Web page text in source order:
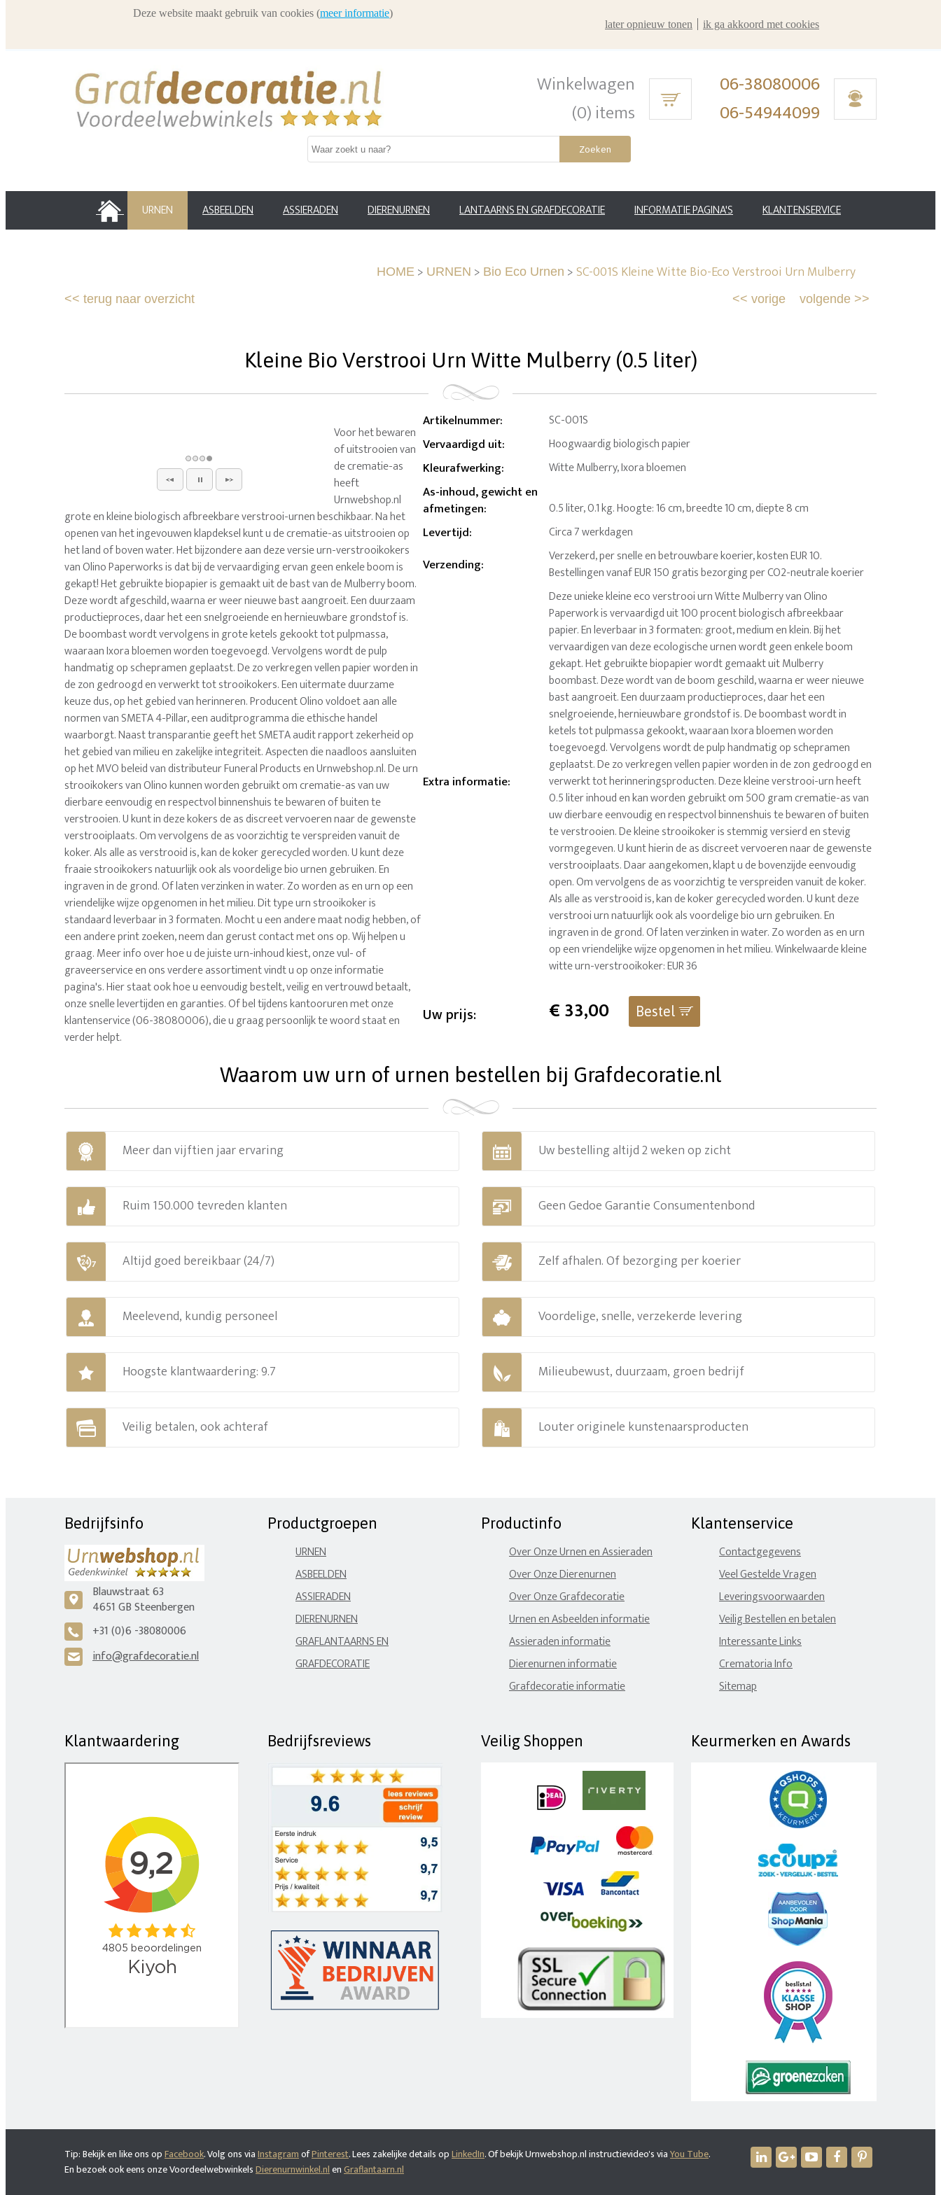
Winkelwagen
(0) items
06-38080006
06-54944099
Zoeken
HOME URNEN ASBEELDEN ASSIERADEN DIERENURNEN LANTAARNS EN GRAFDECORATIE INFORMATIE PAGINA'S KLANTENSERVICE
HOME > URNEN > Bio Eco Urnen >SC-001S Kleine Witte Bio-Eco Verstrooi Urn Mulberry
<< terug naar overzicht volgende >>
<< vorige
Kleine Bio Verstrooi Urn Witte Mulberry (0.5 liter)
Artikelnummer: SC-001S
Vervaardigd uit: Hoogwaardig biologisch papier
Kleurafwerking: Witte Mulberry, Ixora bloemen
As-inhoud, gewicht en
afmetingen: 0.5 liter, 0.1 kg. Hoogte: 16 cm, breedte 10 cm, diepte 8 cm
Levertijd: Circa 7 werkdagen
Verzending:
Verzekerd, per snelle en betrouwbare koerier, kosten EUR 10.
Bestellingen vanaf EUR 150 gratis bezorging per CO2-neutrale koerier
Extra informatie:
Deze unieke kleine eco verstrooi urn Witte Mulberry van Olino
Paperwork is vervaardigd uit 100 procent biologisch afbreekbaar
papier. En leverbaar in 3 formaten: groot, medium en klein. Bij het
vervaardigen van deze ecologische urnen wordt geen enkele boom
gekapt. Het gebruikte biopapier wordt gemaakt uit Mulberry
boombast. Deze wordt van de boom geschild, waarna er weer nieuwe
bast aangroeit. Een duurzaam productieproces, daar het een
snelgroeiende, hernieuwbare grondstof is. De boombast wordt in
ketels tot pulpmassa gekookt, waaraan Ixora bloemen worden
toegevoegd. Vervolgens wordt de pulp handmatig op schepramen
geplaatst. De zo verkregen vellen papier worden in de zon gedroogd en
verwerkt tot herinneringsproducten. Deze kleine verstrooi-urn heeft
0.5 liter inhoud en kan worden gebruikt om 500 gram crematie-as van
uw dierbare eenvoudig en respectvol binnenshuis te bewaren of buiten
te verstrooien. De kleine strooikoker is stemmig versierd en stevig
vormgegeven. U kunt hierin de as discreet vervoeren naar de gewenste
verstrooiplaats. Daar aangekomen, klapt u de bovenzijde eenvoudig
open. Om vervolgens de as voorzichtig te verspreiden vanuit de koker.
Als alle as verstrooid is, kan de koker gerecycled worden. U kunt deze
verstrooi urn natuurlijk ook als voordelige bio urn gebruiken. En
ingraven in de grond. Of laten verzinken in water. Zo worden as en urn
op een vriendelijke wijze opgenomen in het milieu. Winkelwaarde kleine
witte urn-verstrooikoker: EUR 36
Uw prijs: €33,00 Bestel
Voor het bewaren
of uitstrooien van
de crematie-as
heeft
Urnwebshop.nl
grote en kleine biologisch afbreekbare verstrooi-urnen beschikbaar. Na het
openen van het ingevouwen klapdeksel kunt u de crematie-as uitstrooien op
het land of boven water. Het bijzondere aan deze versie urn-verstrooikokers
van Olino Paperworks is dat bij de vervaardiging ervan geen enkele boom is
gekapt! Het gebruikte biopapier is gemaakt uit de bast van de Mulberry boom.
Deze wordt afgeschild, waarna er weer nieuwe bast aangroeit. Een duurzaam
productieproces, daar het een snelgroeiende en hernieuwbare grondstof is.
De boombast wordt vervolgens in grote ketels gekookt tot pulpmassa,
waaraan Ixora bloemen worden toegevoegd. Vervolgens wordt de pulp
handmatig op schepramen geplaatst. De zo verkregen vellen papier worden in
de zon gedroogd en verwerkt tot strooikokers. Een uitermate duurzame
keuze dus, op het gebied van herinneren. Producent Olino voldoet aan alle
normen van SMETA 4-Pillar, een auditprogramma die ethische handel
waarborgt. Naast transparantie geeft het SMETA audit rapport zekerheid op
het gebied van milieu en zakelijke integriteit. Aspecten die naadloos aansluiten
op het MVO beleid van distributeur Funeral Products en Urnwebshop.nl. De urn
strooikokers van Olino kunnen worden gebruikt om crematie-as van uw
dierbare eenvoudig en respectvol binnenshuis te bewaren of buiten te
verstrooien. U kunt in deze kokers de as discreet vervoeren naar de gewenste
verstrooiplaats. Om vervolgens de as voorzichtig te verspreiden vanuit de
koker. Als alle as verstrooid is, kan de koker gerecycled worden. U kunt deze
fraaie strooikokers natuurlijk ook als voordelige bio urnen gebruiken. En
ingraven in de grond. Of laten verzinken in water. Zo worden as en urn op een
vriendelijke wijze opgenomen in het milieu. Dit type urn strooikoker is
standaard leverbaar in 3 formaten. Mocht u een andere maat nodig hebben, of
een andere print zoeken, neem dan gerust contact met ons op. Wij helpen u
graag. Meer info over hoe u de juiste urn-inhoud kiest, onze vul- of
graveerservice en ons verdere assortiment vindt u op onze informatie
pagina's. Hier staat ook hoe u eenvoudig bestelt, veilig en vertrouwd betaalt,
onze snelle levertijden en garanties. Of bel tijdens kantooruren met onze
klantenservice (06-38080006), die u graag persoonlijk te woord staat en
verder helpt.
Waarom uw urn of urnen bestellen bij Grafdecoratie.nl
Meer dan vijftien jaar ervaring Uw bestelling altijd 2 weken op zicht
Ruim 150.000 tevreden klanten Geen Gedoe Garantie Consumentenbond
Altijd goed bereikbaar (24/7) Zelf afhalen. Of bezorging per koerier
Meelevend, kundig personeel Voordelige, snelle, verzekerde levering
Hoogste klantwaardering: 9.7 Milieubewust, duurzaam, groen bedrijf
Veilig betalen, ook achteraf Louter originele kunstenaarsproducten
Bedrijfsinfo
c
Blauwstraat 63
4651 GB Steenbergen
A +31 (0)6 -38080006
H info@grafdecoratie.nl
Productgroepen
URNEN
ASBEELDEN
ASSIERADEN
DIERENURNEN
GRAFLANTAARNS EN
GRAFDECORATIE
Productinfo
Over Onze Urnen en Assieraden
Over Onze Dierenurnen
Over Onze Grafdecoratie
Urnen en Asbeelden informatie
Assieraden informatie
Dierenurnen informatie
Grafdecoratie informatie
Klantenservice
Contactgegevens
Veel Gestelde Vragen
Leveringsvoorwaarden
Veilig Bestellen en betalen
Interessante Links
Crematoria Info
Sitemap
Klantwaardering Bedrijfsreviews Veilig Shoppen Keurmerken en Awards
Tip: Bekijk en like ons opFacebook. Volg ons viaInstagramofPinterest. Lees zakelijke details opLinkedIn. Of bekijk Urnwebshop.nl instructievideo's viaYou Tube.
En bezoek ook eens onze VoordeelwebwinkelsDierenurnwinkel.nlenGraflantaarn.nl
Deze website maakt gebruik van cookies (meer informatie)
later opnieuw tonen
ik ga akkoord met cookies